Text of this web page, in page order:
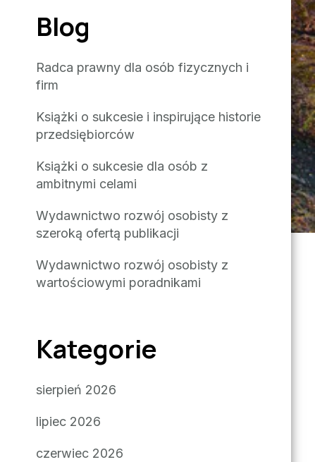
Blog
Radca prawny dla osób fizycznych i
firm
Książki o sukcesie i inspirujące historie
przedsiębiorców
Książki o sukcesie dla osób z
ambitnymi celami
Wydawnictwo rozwój osobisty z
szeroką ofertą publikacji
Wydawnictwo rozwój osobisty z
wartościowymi poradnikami
Kategorie
sierpień 2026
lipiec 2026
czerwiec 2026